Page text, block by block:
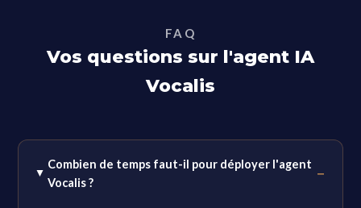
FAQ
Vos questions sur l'agent IA
Vocalis
Combien de temps faut-il pour déployer l'agent
Vocalis ?